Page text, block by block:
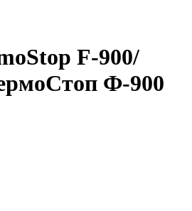
F-900/
Ф-900